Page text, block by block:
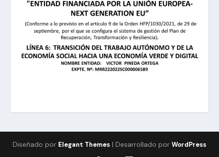
Diseñado por Elegant Themes | Desarrollado por WordPress